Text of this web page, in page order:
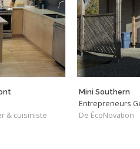
& cuisiniste
Mini Southern
Entrepreneurs
De ÉcoNovation